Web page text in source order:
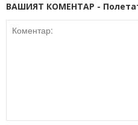
ВАШИЯТ КОМЕНТАР -